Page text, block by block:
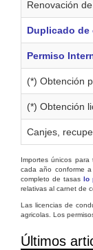
Renovación
Duplicado de
Permiso
(*) Obtención
(*) Obtención
Canjes,
Importes únicos
cada año conforme
completo de tasas lo
relativas al carnet de
Las licencias de
agricolas. Los
Últimos